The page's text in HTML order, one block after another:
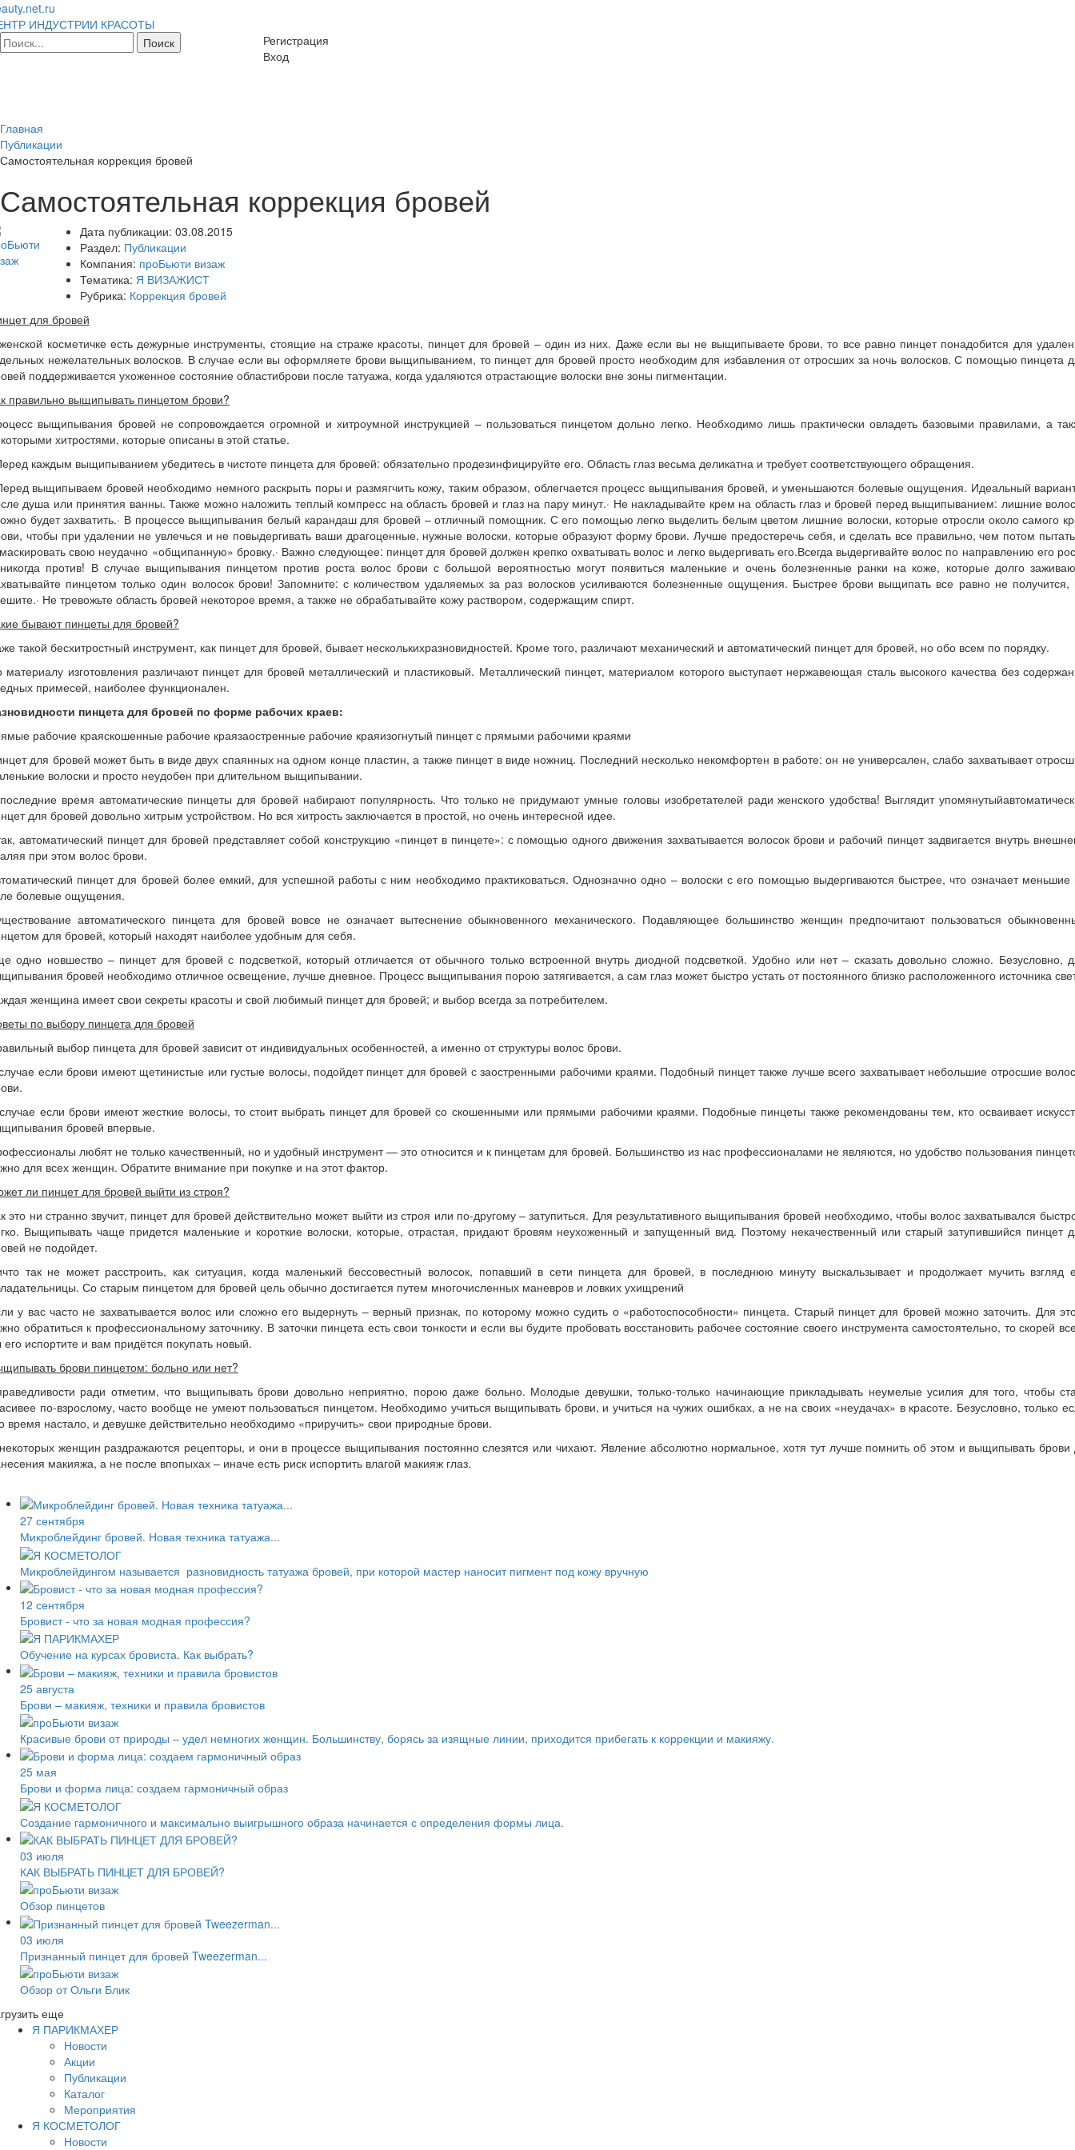
ИНДУСТРИИ КРАСОТЫ
Регистрация
Вход
Главная
Публикации
Самостоятельная коррекция бровей
Самостоятельная коррекция бровей
Дата публикации: 03.08.2015
Раздел: Публикации
Компания: проБьюти визаж
Тематика: Я ВИЗАЖИСТ
Рубрика: Коррекция бровей
для бровей
косметичке есть дежурные инструменты, стоящие на страже красоты, пинцет для бровей – один из них. Даже если вы не выщипываете брови, то все равно пинцет понадобится для
нежелательных волосков. В случае если вы оформляете брови выщипыванием, то пинцет для бровей просто необходим для избавления от отросших за ночь волосков. С помощью пинцета
поддерживается ухоженное состояние областиброви после татуажа, когда удаляются отрастающие волоски вне зоны пигментации.
правильно выщипывать пинцетом брови?
выщипывания бровей не сопровождается огромной и хитроумной инструкцией – пользоваться пинцетом дольно легко. Необходимо лишь практически овладеть базовыми правилами, а
хитростями, которые описаны в этой статье.
каждым выщипыванием убедитесь в чистоте пинцета для бровей: обязательно продезинфицируйте его. Область глаз весьма деликатна и требует соответствующего обращения.
выщипываем бровей необходимо немного раскрыть поры и размягчить кожу, таким образом, облегчается процесс выщипывания бровей, и уменьшаются болевые ощущения. Идеальный
душа или принятия ванны. Также можно наложить теплый компресс на область бровей и глаз на пару минут.· Не накладывайте крем на область глаз и бровей перед выщипыванием: лишние
будет захватить.· В процессе выщипывания белый карандаш для бровей – отличный помощник. С его помощью легко выделить белым цветом лишние волоски, которые отросли около самого
чтобы при удалении не увлечься и не повыдергивать ваши драгоценные, нужные волоски, которые образуют форму брови. Лучше предостеречь себя, и сделать все правильно, чем потом
свою неудачно «общипанную» бровку.· Важно следующее: пинцет для бровей должен крепко охватывать волос и легко выдергивать его.Всегда выдергивайте волос по направлению его
против! В случае выщипывания пинцетом против роста волос брови с большой вероятностью могут появиться маленькие и очень болезненные ранки на коже, которые долго
пинцетом только один волосок брови! Запомните: с количеством удаляемых за раз волосков усиливаются болезненные ощущения. Быстрее брови выщипать все равно не получится,
Не тревожьте область бровей некоторое время, а также не обрабатывайте кожу раствором, содержащим спирт.
бывают пинцеты для бровей?
такой бесхитростный инструмент, как пинцет для бровей, бывает несколькихразновидностей. Кроме того, различают механический и автоматический пинцет для бровей, но обо всем по порядку.
материалу изготовления различают пинцет для бровей металлический и пластиковый. Металлический пинцет, материалом которого выступает нержавеющая сталь высокого качества без
примесей, наиболее функционален.
пинцета для бровей по форме рабочих краев:
рабочие краяскошенные рабочие краязаостренные рабочие краяизогнутый пинцет с прямыми рабочими краями
для бровей может быть в виде двух спаянных на одном конце пластин, а также пинцет в виде ножниц. Последний несколько некомфортен в работе: он не универсален, слабо захватывает
волоски и просто неудобен при длительном выщипывании.
время автоматические пинцеты для бровей набирают популярность. Что только не придумают умные головы изобретателей ради женского удобства! Выглядит
для бровей довольно хитрым устройством. Но вся хитрость заключается в простой, но очень интересной идее.
автоматический пинцет для бровей представляет собой конструкцию «пинцет в пинцете»: с помощью одного движения захватывается волосок брови и рабочий пинцет задвигается внутрь
при этом волос брови.
пинцет для бровей более емкий, для успешной работы с ним необходимо практиковаться. Однозначно одно – волоски с его помощью выдергиваются быстрее, что означает меньшие
болевые ощущения.
автоматического пинцета для бровей вовсе не означает вытеснение обыкновенного механического. Подавляющее большинство женщин предпочитают пользоваться
для бровей, который находят наиболее удобным для себя.
одно новшество – пинцет для бровей с подсветкой, который отличается от обычного только встроенной внутрь диодной подсветкой. Удобно или нет – сказать довольно сложно. Безусловно,
бровей необходимо отличное освещение, лучше дневное. Процесс выщипывания порою затягивается, а сам глаз может быстро устать от постоянного близко расположенного источника
женщина имеет свои секреты красоты и свой любимый пинцет для бровей; и выбор всегда за потребителем.
по выбору пинцета для бровей
выбор пинцета для бровей зависит от индивидуальных особенностей, а именно от структуры волос брови.
если брови имеют щетинистые или густые волосы, подойдет пинцет для бровей с заостренными рабочими краями. Подобный пинцет также лучше всего захватывает небольшие отросшие
если брови имеют жесткие волосы, то стоит выбрать пинцет для бровей со скошенными или прямыми рабочими краями. Подобные пинцеты также рекомендованы тем, кто осваивает
бровей впервые.
любят не только качественный, но и удобный инструмент — это относится и к пинцетам для бровей. Большинство из нас профессионалами не являются, но удобство пользования
для всех женщин. Обратите внимание при покупке и на этот фактор.
ли пинцет для бровей выйти из строя?
это ни странно звучит, пинцет для бровей действительно может выйти из строя или по-другому – затупиться. Для результативного выщипывания бровей необходимо, чтобы волос захватывался
Выщипывать чаще придется маленькие и короткие волоски, которые, отрастая, придают бровям неухоженный и запущенный вид. Поэтому некачественный или старый затупившийся пинцет
не подойдет.
так не может расстроить, как ситуация, когда маленький бессовестный волосок, попавший в сети пинцета для бровей, в последнюю минуту выскальзывает и продолжает мучить взгляд
Со старым пинцетом для бровей цель обычно достигается путем многочисленных маневров и ловких ухищрений
у вас часто не захватывается волос или сложно его выдернуть – верный признак, по которому можно судить о «работоспособности» пинцета. Старый пинцет для бровей можно заточить. Для
обратиться к профессиональному заточнику. В заточки пинцета есть свои тонкости и если вы будите пробовать восстановить рабочее состояние своего инструмента самостоятельно, то скорей
его испортите и вам придётся покупать новый.
брови пинцетом: больно или нет?
ради отметим, что выщипывать брови довольно неприятно, порою даже больно. Молодые девушки, только-только начинающие прикладывать неумелые усилия для того, чтобы
по-взрослому, часто вообще не умеют пользоваться пинцетом. Необходимо учиться выщипывать брови, и учиться на чужих ошибках, а не на своих «неудачах» в красоте. Безусловно, только
время настало, и девушке действительно необходимо «приручить» свои природные брови.
женщин раздражаются рецепторы, и они в процессе выщипывания постоянно слезятся или чихают. Явление абсолютно нормальное, хотя тут лучше помнить об этом и выщипывать брови
макияжа, а не после впопыхах – иначе есть риск испортить влагой макияж глаз.
27 сентября
Микроблейдинг бровей. Новая техника татуажа...
Микроблейдингом называется разновидность татуажа бровей, при которой мастер наносит пигмент под кожу вручную
12 сентября
Бровист - что за новая модная профессия?
Обучение на курсах бровиста. Как выбрать?
25 августа
Брови – макияж, техники и правила бровистов
Красивые брови от природы – удел немногих женщин. Большинству, борясь за изящные линии, приходится прибегать к коррекции и макияжу.
25 мая
Брови и форма лица: создаем гармоничный образ
Создание гармоничного и максимально выигрышного образа начинается с определения формы лица.
03 июля
КАК ВЫБРАТЬ ПИНЦЕТ ДЛЯ БРОВЕЙ?
Обзор пинцетов
03 июля
Признанный пинцет для бровей Tweezerman...
Обзор от Ольги Блик
еще
Я ПАРИКМАХЕР
Новости
Акции
Публикации
Каталог
Мероприятия
Я КОСМЕТОЛОГ
Новости